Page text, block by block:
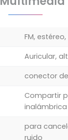
FM, estéreo,
Auricular,
conector
Compartir
inalámbrica
para
ruido